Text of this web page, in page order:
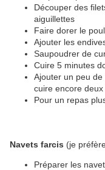
Découper des
aiguillettes
Faire dorer le
Ajouter les
Saupoudrer de
Cuire 5 minutes
Ajouter un peu de
cuire encore
Pour un repas
Navets farcis (je
Préparer les